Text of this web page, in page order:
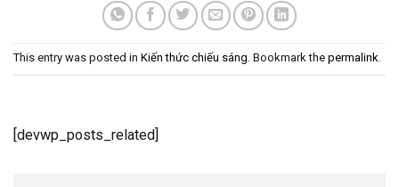
This entry was posted in Kiến thức chiếu sáng. Bookmark the permalink.
[devwp_posts_related]